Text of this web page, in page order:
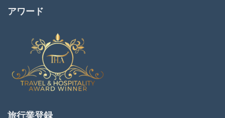
アワード
旅行業登録